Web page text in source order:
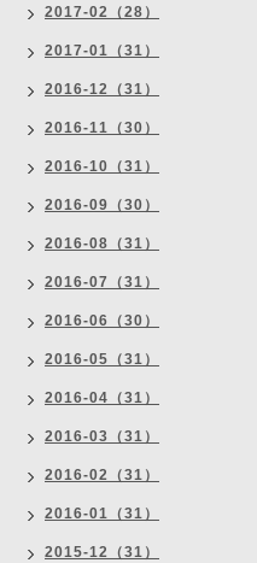
2017-02（28）
2017-01（31）
2016-12（31）
2016-11（30）
2016-10（31）
2016-09（30）
2016-08（31）
2016-07（31）
2016-06（30）
2016-05（31）
2016-04（31）
2016-03（31）
2016-02（31）
2016-01（31）
2015-12（31）